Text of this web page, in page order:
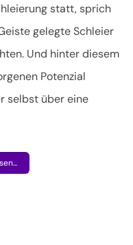
statt, sprich
gelegte Schleier
Und hinter diesem
Potenzial
selbst über eine